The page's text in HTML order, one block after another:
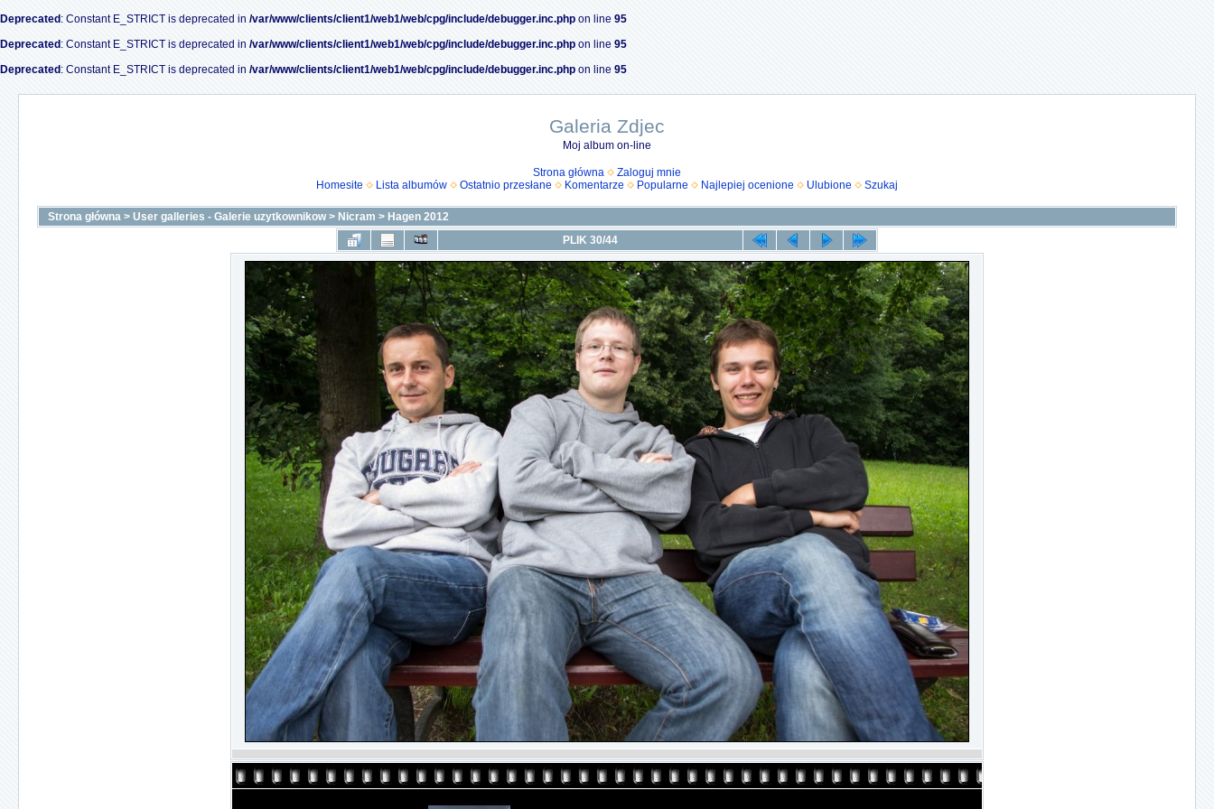
Deprecated : Constant E_STRICT is deprecated in /var/www/clients/client1/web1/web/cpg/include/debugger.inc.php on line 95
Deprecated : Constant E_STRICT is deprecated in /var/www/clients/client1/web1/web/cpg/include/debugger.inc.php on line 95
Deprecated : Constant E_STRICT is deprecated in /var/www/clients/client1/web1/web/cpg/include/debugger.inc.php on line 95
Galeria Zdjec
Moj album on-line
Strona główna
Zaloguj mnie
Homesite
Lista albumów Ostatnio przesłane Komentarze Popularne Najlepiej ocenione Ulubione Szukaj
Strona główna > User galleries - Galerie uzytkownikow> Nicram > Hagen 2012
PLIK 30/44